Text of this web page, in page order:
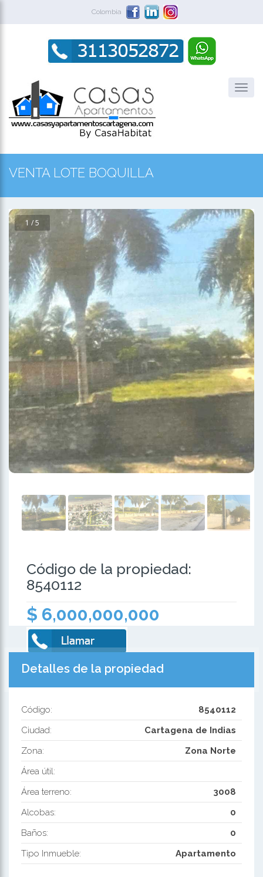
Colombia
VENTA LOTE BOQUILLA
1 / 5
Código de la propiedad:
8540112
$ 6,000,000,000
Detalles de la propiedad
Código:
8540112
Ciudad:
Cartagena de Indias
Zona:
Zona Norte
Área útil:
Área terreno:
3008
Alcobas:
0
Baños:
0
Tipo Inmueble:
Apartamento